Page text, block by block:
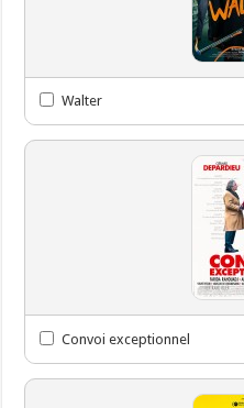
Walter
Convoi exceptionnel